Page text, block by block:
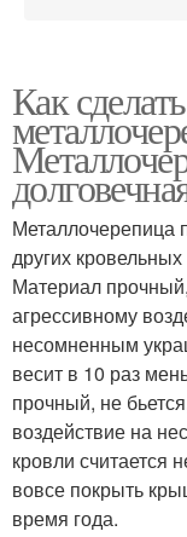
Шаговая
Обрешётка в
Основания
Как
Металлочерепица
других
Материал
агрессивному
несомненным
весит в 10 раз
прочный, не
воздействие на
кровли считается
вовсе покрыть
время года.